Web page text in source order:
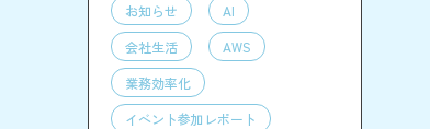
お知らせ
AI
会社生活
AWS
業務効率化
イベント参加レポート